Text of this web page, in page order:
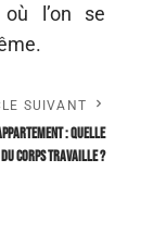
l’on se
SUIVANT
: quelle
corps travaille ?